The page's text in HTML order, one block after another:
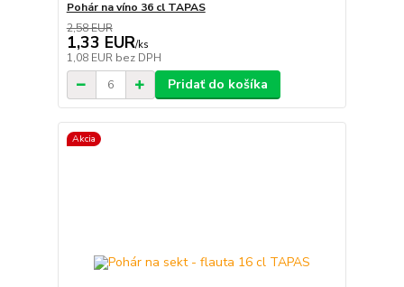
Pohár na víno 36 cl TAPAS
2,58 EUR
1,33 EUR/ks
1,08 EUR bez DPH
Pridať do košíka
Akcia